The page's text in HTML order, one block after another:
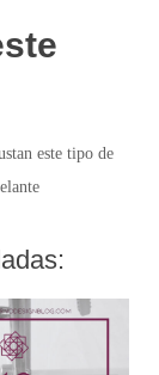
este tipo de